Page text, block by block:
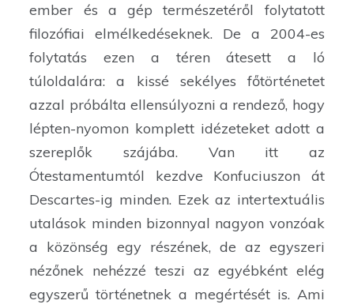
ember és a gép természetéről folytatott
filozófiai elmélkedéseknek. De a 2004-es
folytatás ezen a téren átesett a ló
túloldalára: a kissé sekélyes főtörténetet
azzal próbálta ellensúlyozni a rendező, hogy
lépten-nyomon komplett idézeteket adott a
szereplők szájába. Van itt az
Ótestamentumtól kezdve Konfuciuszon át
Descartes-ig minden. Ezek az intertextuális
utalások minden bizonnyal nagyon vonzóak
a közönség egy részének, de az egyszeri
nézőnek nehézzé teszi az egyébként elég
egyszerű történetnek a megértését is. Ami